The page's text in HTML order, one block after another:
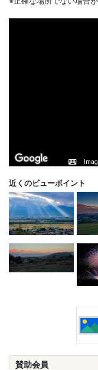
近くのビューポイント
賛助会員